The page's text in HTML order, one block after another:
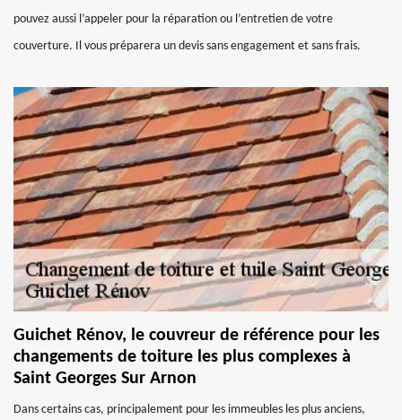
pouvez aussi l’appeler pour la réparation ou l’entretien de votre
couverture. Il vous préparera un devis sans engagement et sans frais.
Guichet Rénov, le couvreur de référence pour les
changements de toiture les plus complexes à
Saint Georges Sur Arnon
Dans certains cas, principalement pour les immeubles les plus anciens,